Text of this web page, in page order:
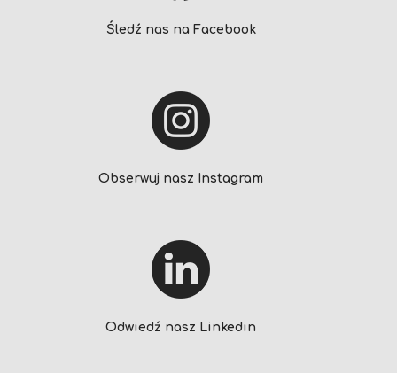
Śledź nas na Facebook
Obserwuj nasz Instagram
Odwiedź nasz Linkedin